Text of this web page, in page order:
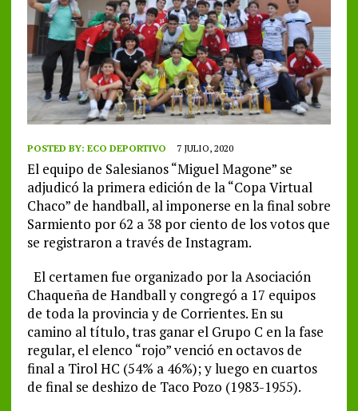
POSTED BY: ECO DEPORTIVO 7 JULIO, 2020
El equipo de Salesianos “Miguel Magone” se
adjudicó la primera edición de la “Copa Virtual
Chaco” de handball, al imponerse en la final sobre
Sarmiento por 62 a 38 por ciento de los votos que
se registraron a través de Instagram.
El certamen fue organizado por la Asociación
Chaqueña de Handball y congregó a 17 equipos
de toda la provincia y de Corrientes. En su
camino al título, tras ganar el Grupo C en la fase
regular, el elenco “rojo” venció en octavos de
final a Tirol HC (54% a 46%); y luego en cuartos
de final se deshizo de Taco Pozo (1983-1955).